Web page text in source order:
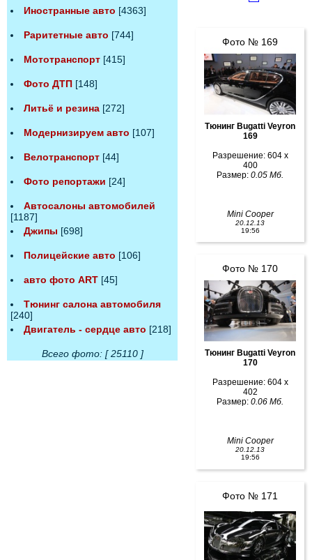
Иностранные авто [4363]
Раритетные авто [744]
Мототранспорт [415]
Фото ДТП [148]
Литьё и резина [272]
Модернизируем авто [107]
Велотранспорт [44]
Фото репортажи [24]
Автосалоны автомобилей
[1187]
Джипы [698]
Полицейские авто [106]
авто фото ART [45]
Тюнинг салона автомобиля
[240]
Двигатель - сердце авто [218]
Всего фото: [ 25110 ]
Фото № 169
Тюнинг Bugatti Veyron
169
Разрешение: 604 x
400
Размер: 0.05 Мб.
Mini Cooper
20.12.13
19:56
Фото № 170
Тюнинг Bugatti Veyron
170
Разрешение: 604 x
402
Размер: 0.06 Мб.
Mini Cooper
20.12.13
19:56
Фото № 171